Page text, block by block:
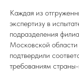
Каждая из
экспертизу в
подразделения
Московской области
подтвердили
требованиям